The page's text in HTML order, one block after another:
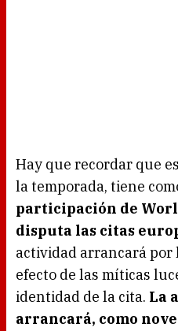
Hay que recordar que
la temporada, tiene
participación de
disputa las citas
actividad arrancará por
efecto de las míticas
identidad de la cita. La
arrancará, como